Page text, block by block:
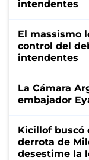
intendentes
El massismo
control del
intendentes
La Cámara
embajador
Kicillof buscó
derrota de
desestime la